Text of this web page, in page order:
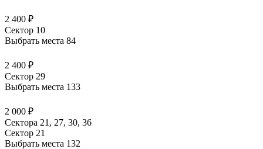
2 400 ₽
Сектор 10
Выбрать места 84
2 400 ₽
Сектор 29
Выбрать места 133
2 000 ₽
Сектора 21, 27, 30, 36
Сектор 21
Выбрать места 132